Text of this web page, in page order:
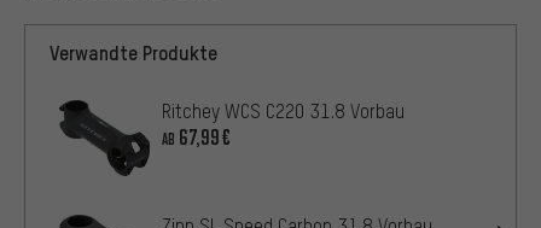
Verwandte Produkte
Ritchey WCS C220 31.8 Vorbau
AB 67,99€